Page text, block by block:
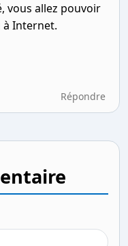
vous allez pouvoir
à Internet.
Répondre